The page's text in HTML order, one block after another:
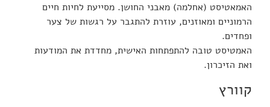
האמאטיסט (אחלמה) מאבני החושן. מסייעת לחיות חיים
הרמוניים ומאוזנים, עוזרת להתגבר על רגשות של צער
ופחדים.
האמטיסט טובה להתפתחות האישית, מחדדת את המודעות
ואת הזיכרון.
קוורץ